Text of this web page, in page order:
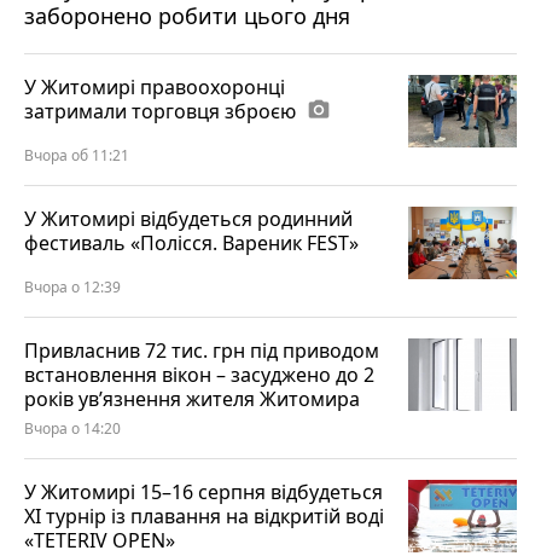
заборонено робити цього дня
У Житомирі правоохоронці
затримали торговця зброєю photo_camera
Вчора об 11:21
У Житомирі відбудеться родинний
фестиваль «Полісся. Вареник FEST»
Вчора о 12:39
Привласнив 72 тис. грн під приводом
встановлення вікон – засуджено до 2
років ув’язнення жителя Житомира
Вчора о 14:20
У Житомирі 15–16 серпня відбудеться
XI турнір із плавання на відкритій воді
«TETERIV OPEN»